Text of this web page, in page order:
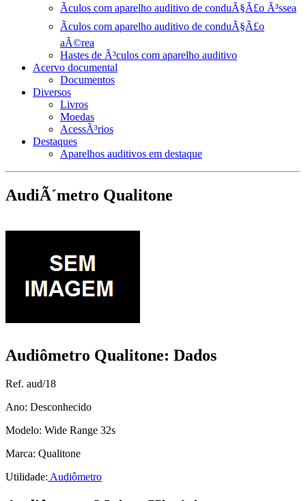
Ãculos com aparelho auditivo de conduÃ§Ã£o Ã³ssea
Ãculos com aparelho auditivo de conduÃ§Ã£o
aÃ©rea
Hastes de Ã³culos com aparelho auditivo
Acervo documental
Documentos
Diversos
Livros
Moedas
AcessÃ³rios
Destaques
Aparelhos auditivos em destaque
AudiÃ´metro Qualitone
Audiômetro Qualitone: Dados
Ref. aud/18
Ano: Desconhecido
Modelo: Wide Range 32s
Marca: Qualitone
Utilidade: Audiômetro